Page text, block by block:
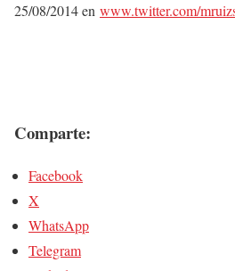
25/08/2014 en www.twitter.com/
Comparte:
Facebook
X
WhatsApp
Telegram